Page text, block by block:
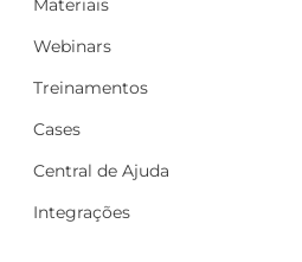
Materiais
Webinars
Treinamentos
Cases
Central de Ajuda
Integrações